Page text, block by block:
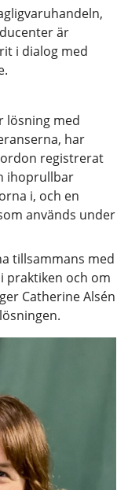
är
i dialog med
lösning med
har
registrerat
ihoprullbar
i, och en
används under
tillsammans med
praktiken och om
Catherine Alsén